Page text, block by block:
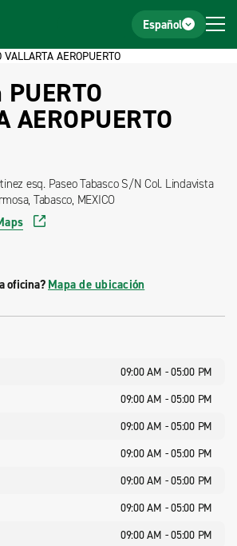
Español
VALLARTA AEROPUERTO
AEROPUERTO
esq. Paseo Tabasco S/N Col. Lindavista
Tabasco, MEXICO
oficina? Mapa de ubicación
09:00 AM - 05:00 PM
09:00 AM - 05:00 PM
09:00 AM - 05:00 PM
09:00 AM - 05:00 PM
09:00 AM - 05:00 PM
09:00 AM - 05:00 PM
09:00 AM - 05:00 PM